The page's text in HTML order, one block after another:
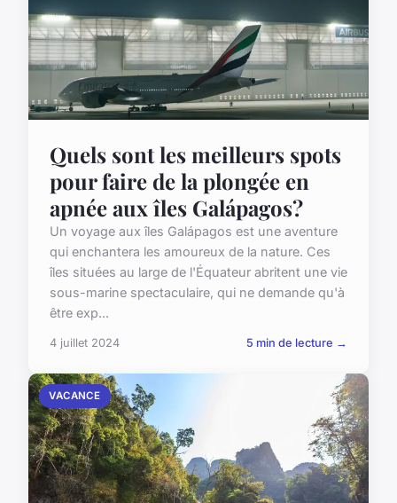
Quels sont les meilleurs spots
pour faire de la plongée en
apnée aux îles Galápagos?
Un voyage aux îles Galápagos est une aventure
qui enchantera les amoureux de la nature. Ces
îles situées au large de l'Équateur abritent une vie
sous-marine spectaculaire, qui ne demande qu'à
être exp...
4 juillet 2024 5 min de lecture →
VACANCE